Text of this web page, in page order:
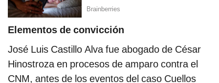
Elementos de convicción
José Luis Castillo Alva fue abogado de César
Hinostroza en procesos de amparo contra el
CNM, antes de los eventos del caso Cuellos